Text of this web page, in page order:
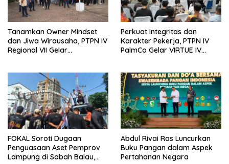
Tanamkan Owner Mindset
dan Jiwa Wirausaha, PTPN IV
Regional VII Gelar
Bersama untuk Akselerasi
Kinerja
Perkuat Integritas dan
Karakter Pekerja, PTPN IV
PalmCo Gelar VIRTUE IV
FOKAL Soroti Dugaan
Penguasaan Aset Pemprov
Lampung di Sabah Balau,
Abdul Rivai Ras Luncurkan
Buku Pangan dalam Aspek
Pertahanan Negara